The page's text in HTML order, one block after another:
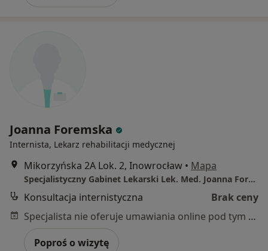
Joanna Foremska
Internista, Lekarz rehabilitacji medycznej
Mikorzyńska 2A Lok. 2, Inowrocław • Mapa
Specjalistyczny Gabinet Lekarski Lek. Med. Joanna Foremska
Konsultacja internistyczna
Brak ceny
Specjalista nie oferuje umawiania online pod tym adresem.
Poproś o wizytę